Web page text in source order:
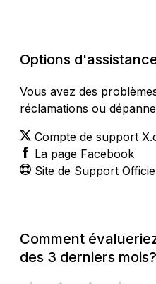
Options
Vous avez des
réclamations ou
Compte de support
La page Facebook
Site de Support
Comment
des 3 derniers mois?